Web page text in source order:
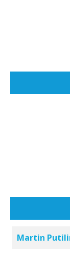
Martin